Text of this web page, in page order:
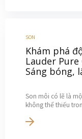
SON
Khám phá
Lauder
Sáng bóng,
Son môi có lẽ là
không thể thiếu